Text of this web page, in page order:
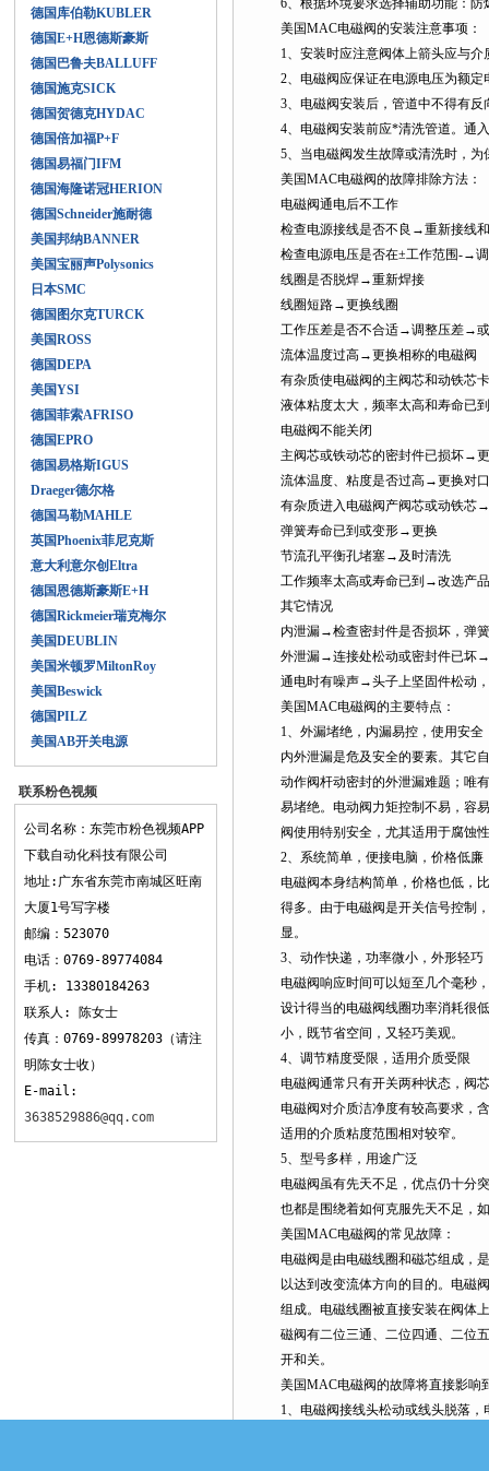
德国库伯勒KUBLER
德国E+H恩德斯豪斯
德国巴鲁夫BALLUFF
德国施克SICK
德国贺德克HYDAC
德国倍加福P+F
德国易福门IFM
德国海隆诺冠HERION
德国Schneider施耐德
美国邦纳BANNER
美国宝丽声Polysonics
日本SMC
德国图尔克TURCK
美国ROSS
德国DEPA
美国YSI
德国菲索AFRISO
德国EPRO
德国易格斯IGUS
Draeger德尔格
德国马勒MAHLE
英国Phoenix菲尼克斯
意大利意尔创Eltra
德国恩德斯豪斯E+H
德国Rickmeier瑞克梅尔
美国DEUBLIN
美国米顿罗MiltonRoy
美国Beswick
德国PILZ
美国AB开关电源
联系粉色视频
APP下载
公司名称：东莞市粉色视频APP
下载自动化科技有限公司
地址:广东省东莞市南城区旺南
大厦1号写字楼
邮编：523070
电话：0769-89774084
手机: 13380184263
联系人: 陈女士
传真：0769-89978203（请注
明陈女士收）
E-mail:
3638529886@qq.com
6、根据环境要求选择辅助功能：
美国MAC电磁阀的安装注意事项：
1、安装时应注意阀体上箭头应与
2、电磁阀应保证在电源电压为额定
3、电磁阀安装后，管道中不得有
4、电磁阀安装前应*清洗管道。通
5、当电磁阀发生故障或清洗时，
美国MAC电磁阀的故障排除方法：
电磁阀通电后不工作
检查电源接线是否不良→重新接线
检查电源电压是否在±工作范围-→
线圈是否脱焊→重新焊接
线圈短路→更换线圈
工作压差是否不合适→调整压差→
流体温度过高→更换相称的电磁阀
有杂质使电磁阀的主阀芯和动铁芯
液体粘度太大，频率太高和寿命已
电磁阀不能关闭
主阀芯或铁动芯的密封件已损坏→
流体温度、粘度是否过高→更换对
有杂质进入电磁阀产阀芯或动铁芯
弹簧寿命已到或变形→更换
节流孔平衡孔堵塞→及时清洗
工作频率太高或寿命已到→改选产
其它情况
内泄漏→检查密封件是否损坏，弹
外泄漏→连接处松动或密封件已坏
通电时有噪声→头子上坚固件松动
美国MAC电磁阀的主要特点：
1、外漏堵绝，内漏易控，使用安全
内外泄漏是危及安全的要素。其它
动作阀杆动密封的外泄漏难题；唯
易堵绝。电动阀力矩控制不易，容
阀使用特别安全，尤其适用于腐蚀
2、系统简单，便接电脑，价格低廉
电磁阀本身结构简单，价格也低，
得多。由于电磁阀是开关信号控制
显。
3、动作快递，功率微小，外形轻巧
电磁阀响应时间可以短至几个毫秒
设计得当的电磁阀线圈功率消耗很
小，既节省空间，又轻巧美观。
4、调节精度受限，适用介质受限
电磁阀通常只有开关两种状态，阀
电磁阀对介质洁净度有较高要求，
适用的介质粘度范围相对较窄。
5、型号多样，用途广泛
电磁阀虽有先天不足，优点仍十分
也都是围绕着如何克服先天不足，
美国MAC电磁阀的常见故障：
电磁阀是由电磁线圈和磁芯组成，
以达到改变流体方向的目的。电磁
组成。电磁线圈被直接安装在阀体
磁阀有二位三通、二位四通、二位
开和关。
美国MAC电磁阀的故障将直接影响
1、电磁阀接线头松动或线头脱落